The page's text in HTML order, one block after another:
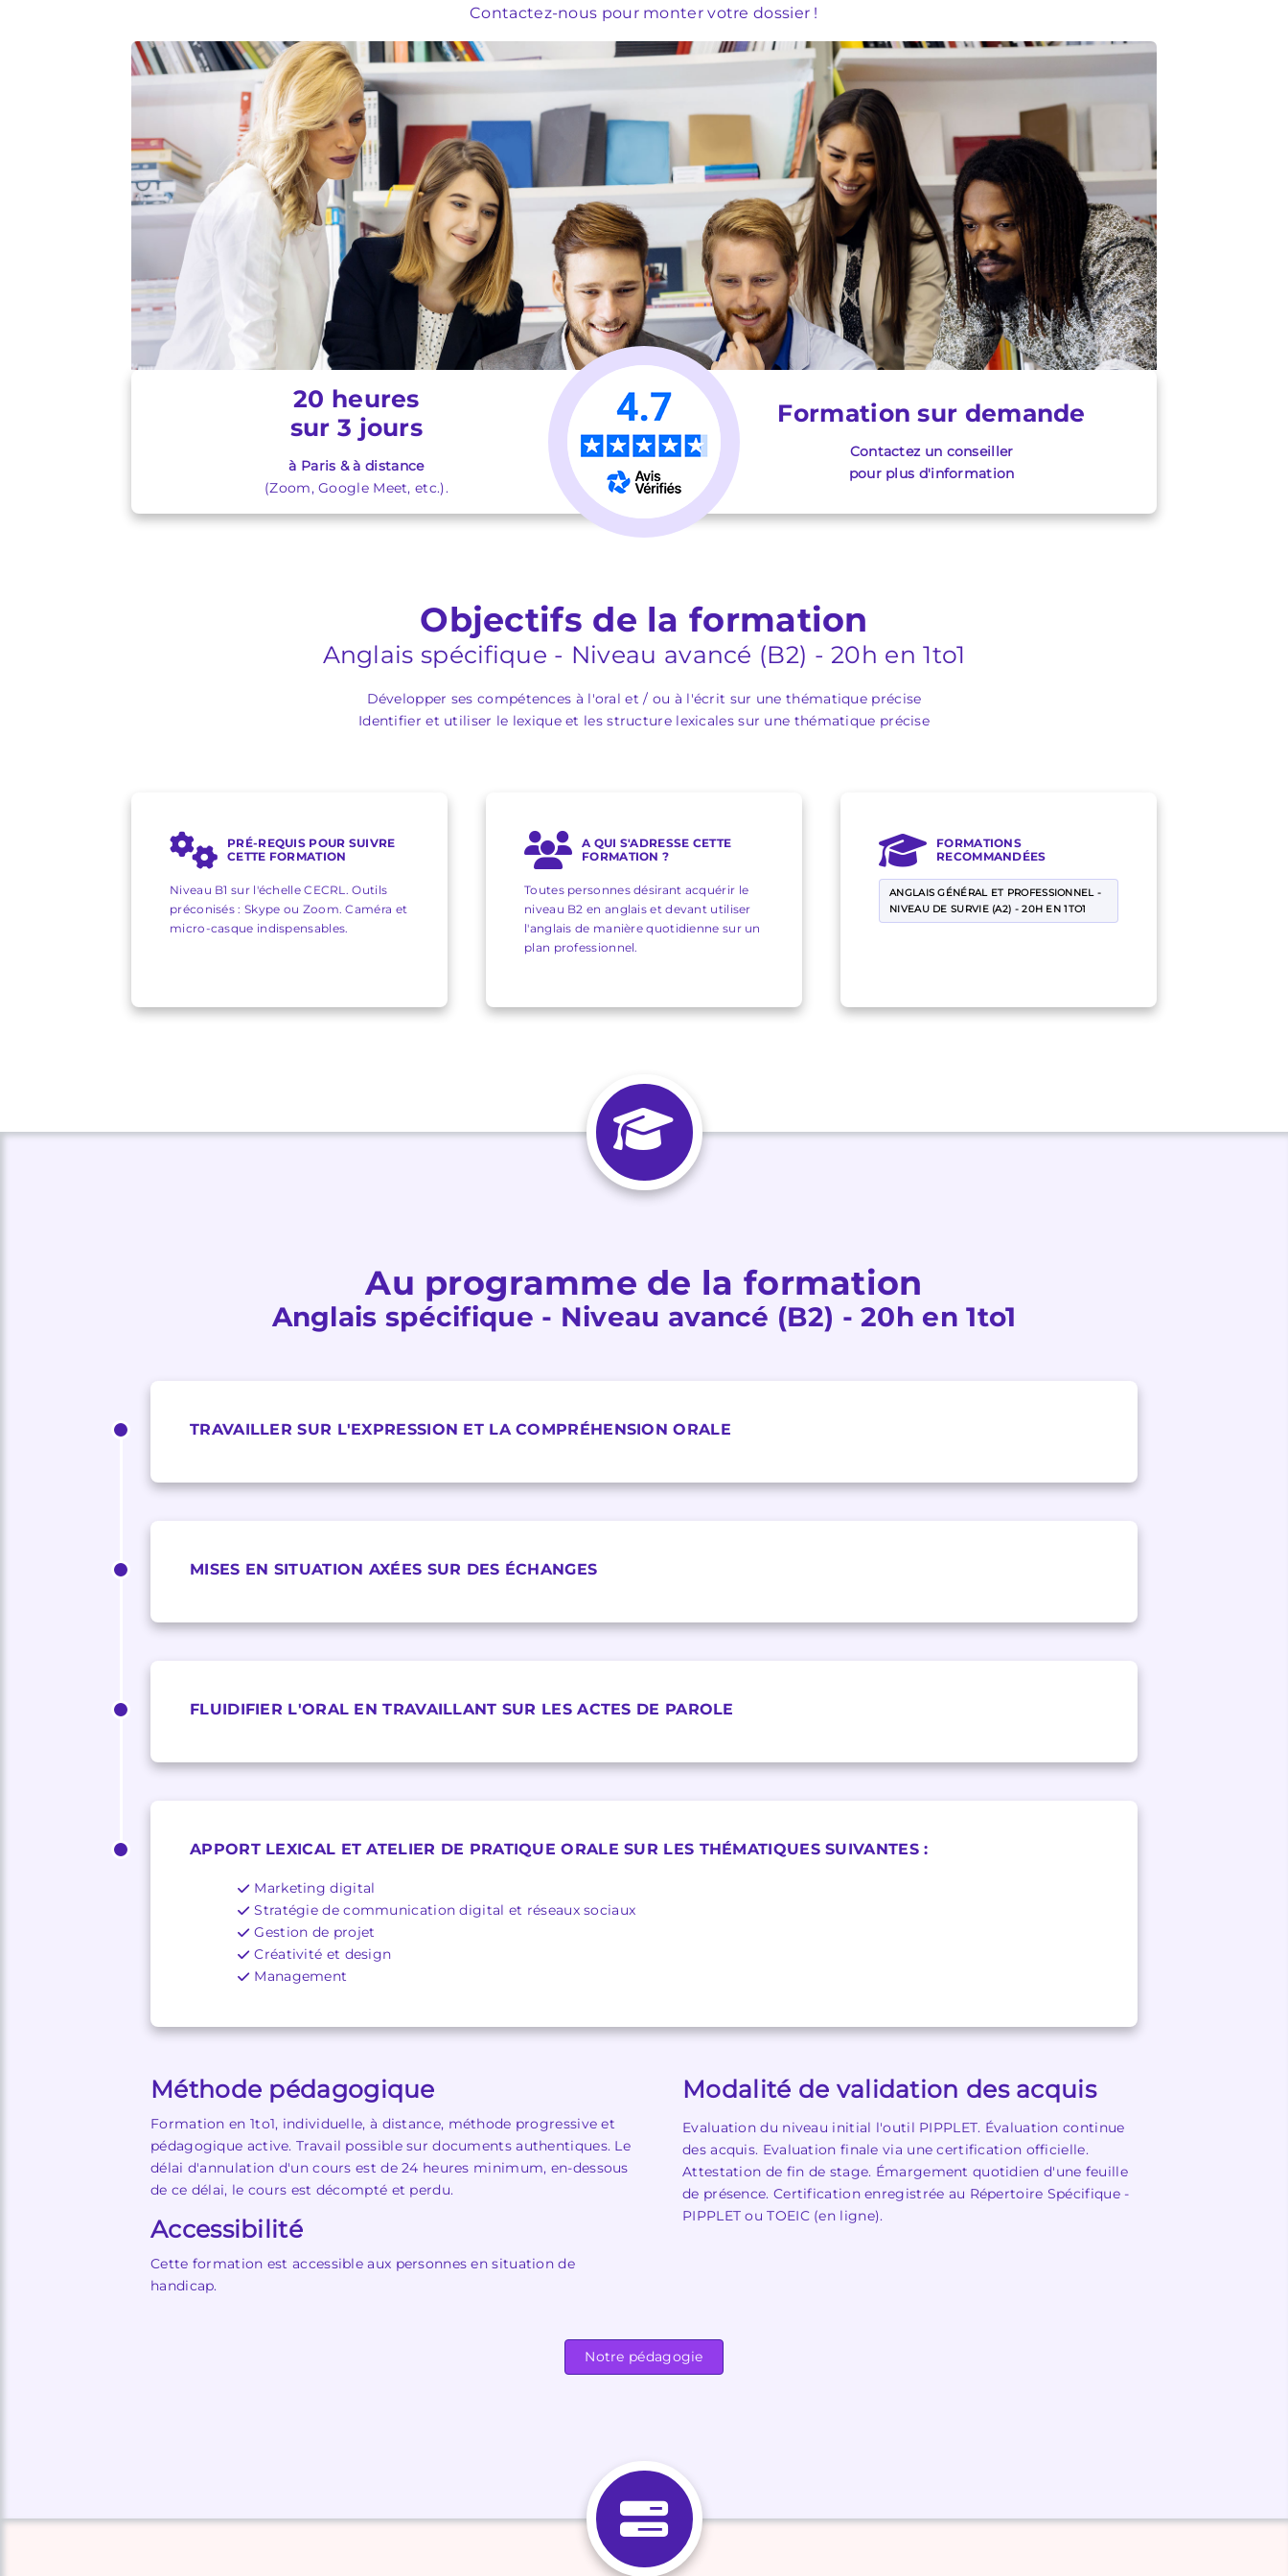
Contactez-nous pour monter votre dossier !
20 heures
sur 3 jours
à Paris & à distance
(Zoom, Google Meet, etc.).
Formation sur demande
Contactez un conseiller
pour plus d'information
Objectifs de la formation
Anglais spécifique - Niveau avancé (B2) - 20h en 1to1
Développer ses compétences à l'oral et / ou à l'écrit sur une thématique précise
Identifier et utiliser le lexique et les structure lexicales sur une thématique précise
PRÉ-REQUIS POUR SUIVRE
CETTE FORMATION
Niveau B1 sur l'échelle CECRL. Outils
préconisés : Skype ou Zoom. Caméra et
micro-casque indispensables.
A QUI S'ADRESSE CETTE
FORMATION ?
Toutes personnes désirant acquérir le
niveau B2 en anglais et devant utiliser
l'anglais de manière quotidienne sur un
plan professionnel.
FORMATIONS
RECOMMANDÉES
ANGLAIS GÉNÉRAL ET PROFESSIONNEL -
NIVEAU DE SURVIE (A2) - 20H EN 1TO1
Au programme de la formation
Anglais spécifique - Niveau avancé (B2) - 20h en 1to1
TRAVAILLER SUR L'EXPRESSION ET LA COMPRÉHENSION ORALE
MISES EN SITUATION AXÉES SUR DES ÉCHANGES
FLUIDIFIER L'ORAL EN TRAVAILLANT SUR LES ACTES DE PAROLE
APPORT LEXICAL ET ATELIER DE PRATIQUE ORALE SUR LES THÉMATIQUES SUIVANTES :
Marketing digital
Stratégie de communication digital et réseaux sociaux
Gestion de projet
Créativité et design
Management
Méthode pédagogique
Formation en 1to1, individuelle, à distance, méthode progressive et
pédagogique active. Travail possible sur documents authentiques. Le
délai d'annulation d'un cours est de 24 heures minimum, en-dessous
de ce délai, le cours est décompté et perdu.
Accessibilité
Cette formation est accessible aux personnes en situation de
handicap.
Modalité de validation des acquis
Evaluation du niveau initial l'outil PIPPLET. Évaluation continue
des acquis. Evaluation finale via une certification officielle.
Attestation de fin de stage. Émargement quotidien d'une feuille
de présence. Certification enregistrée au Répertoire Spécifique -
PIPPLET ou TOEIC (en ligne).
Notre pédagogie